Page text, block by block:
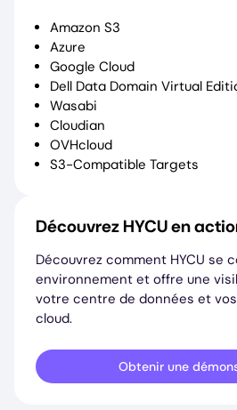
Amazon S3
Azure
Google Cloud
Dell Data Domain Virtual
Wasabi
Cloudian
OVHcloud
S3-Compatible Targets
Découvrez HYCU en
Découvrez comment HYCU se
environnement et offre une
votre centre de données et
cloud.
Obtenir une